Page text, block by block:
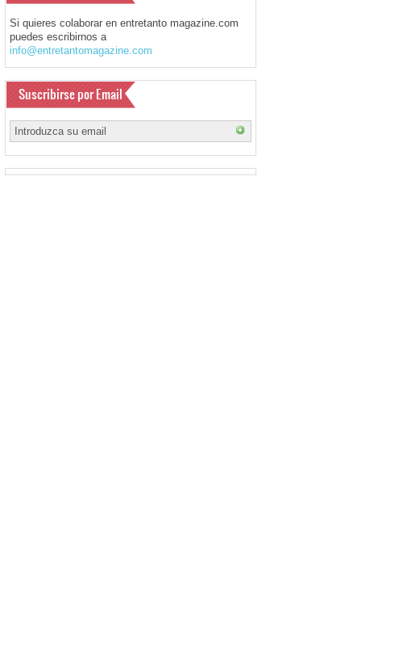
Si quieres colaborar en entretanto magazine.com
puedes escribirnos a
info@entretantomagazine.com
Suscribirse por Email